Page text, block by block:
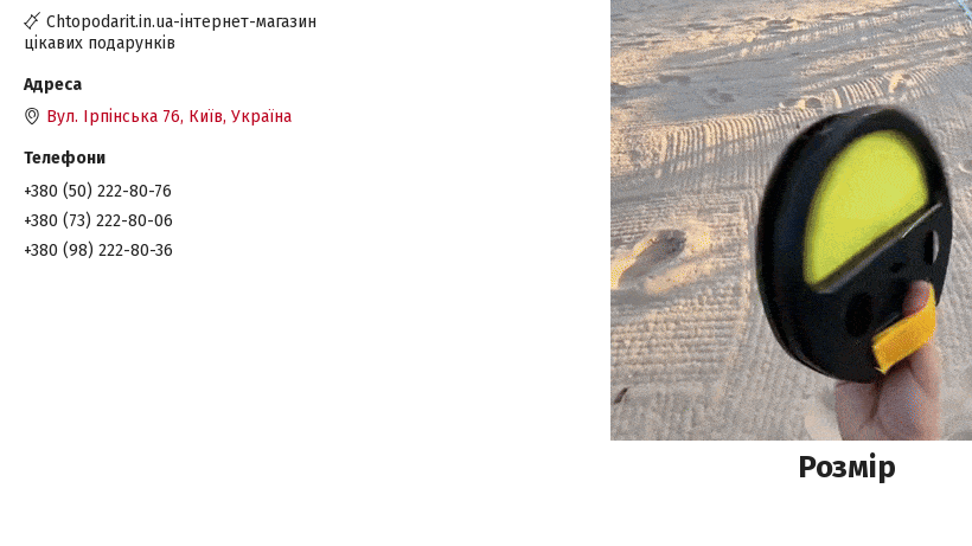
Розмір
Chtopodarit.in.ua-інтернет-магазин
цікавих подарунків
Вул. Ірпінська 76, Київ, Україна
+380 (50) 222-80-76
+380 (73) 222-80-06
+380 (98) 222-80-36